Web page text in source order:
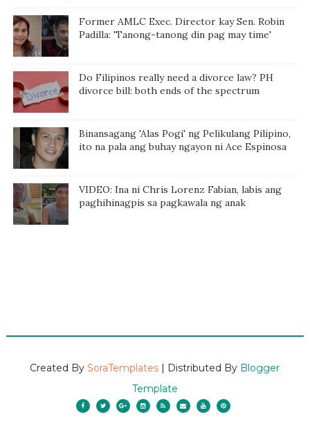
Former AMLC Exec. Director kay Sen. Robin
Padilla: 'Tanong-tanong din pag may time'
Do Filipinos really need a divorce law? PH
divorce bill: both ends of the spectrum
Binansagang 'Alas Pogi' ng Pelikulang Pilipino,
ito na pala ang buhay ngayon ni Ace Espinosa
VIDEO: Ina ni Chris Lorenz Fabian, labis ang
paghihinagpis sa pagkawala ng anak
Created BySoraTemplates | Distributed By Blogger
Template